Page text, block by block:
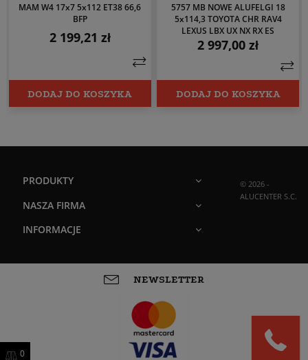
MAM W4 17x7 5x112 ET38 66,6
BFP
Cena
2 199,21 zł
DODAJ DO KOSZYKA
5757 MB NOWE ALUFELGI 18
5x114,3 TOYOTA CHR RAV4
LEXUS LBX UX NX RX ES
Cena
2 997,00 zł
DODAJ DO KOSZYKA
PRODUKTY
NASZA FIRMA
INFORMACJE
© 2026 -
ALUCENTER S.C.
NEWSLETTER
0